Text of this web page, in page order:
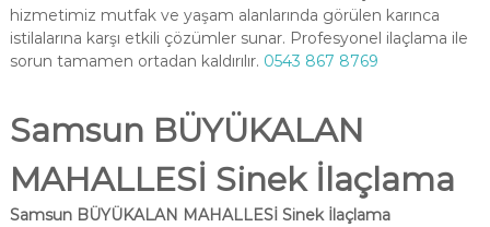
hizmetimiz mutfak ve yaşam alanlarında görülen karınca
istilalarına karşı etkili çözümler sunar. Profesyonel ilaçlama ile
sorun tamamen ortadan kaldırılır. 0543 867 8769
Samsun BÜYÜKALAN
MAHALLESİ Sinek İlaçlama
Samsun BÜYÜKALAN MAHALLESİ Sinek İlaçlama